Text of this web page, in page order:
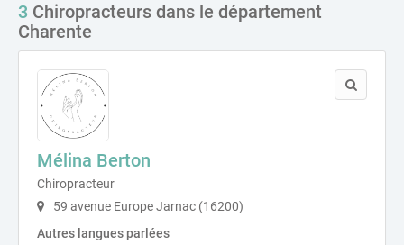
3 Chiropracteurs dans le département
Charente
Mélina Berton
Chiropracteur
59 avenue Europe Jarnac (16200)
Autres langues parlées